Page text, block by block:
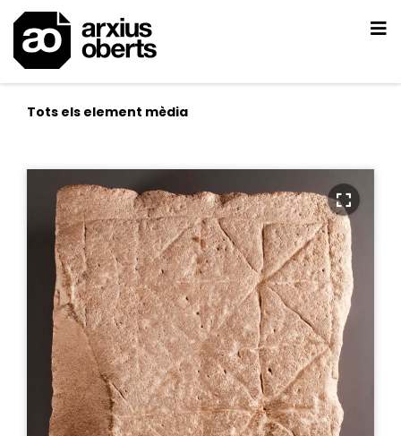
Tots els element mèdia